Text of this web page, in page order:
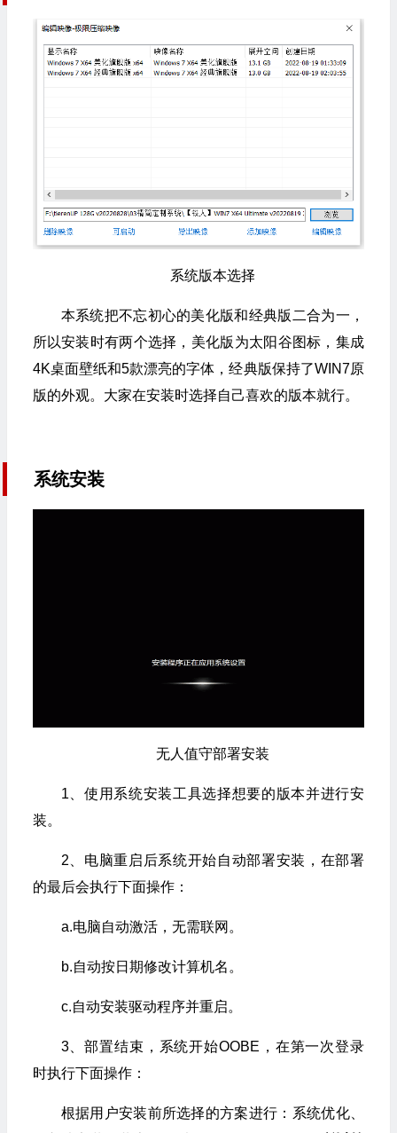
系统版本选择
本系统把不忘初心的美化版和经典版二合为一，
所以安装时有两个选择，美化版为太阳谷图标，集成
4K桌面壁纸和5款漂亮的字体，经典版保持了WIN7原
版的外观。大家在安装时选择自己喜欢的版本就行。
系统安装
无人值守部署安装
1、使用系统安装工具选择想要的版本并进行安
装。
2、电脑重启后系统开始自动部署安装，在部署
的最后会执行下面操作：
a.电脑自动激活，无需联网。
b.自动按日期修改计算机名。
c.自动安装驱动程序并重启。
3、部置结束，系统开始OOBE，在第一次登录
时执行下面操作：
根据用户安装前所选择的方案进行：系统优化、